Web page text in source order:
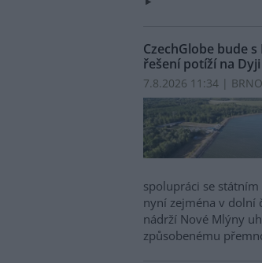
CzechGlobe bude
řešení potíží na Dyji
7.8.2026 11:34 |
spolupráci se
nyní zejména v dolní
nádrží Nové Mlýny
způsobenému